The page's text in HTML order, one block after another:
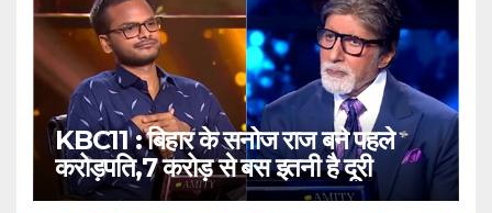
KBC11 : बिहार के सनोज राज बने पहले
करोड़पति,7 करोड़ से बस इतनी है दूरी